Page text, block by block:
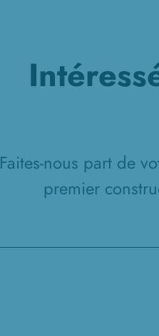
Faites-nous part de
premier